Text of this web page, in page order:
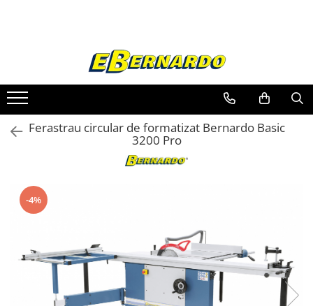
Prelucrare metal
Fierastraie pentru metal
Ferastraie mobile pentru metal
Fierastraie prelucrare metal
Ferastraie circulare pentru metal
Dispozitive de sudare pentru panze
panglica
Ferastraie metal cu banda si taiere
dubla semiautomate
Ferastraie prelucrare metal cu
banda si taiere dubla
Ferastrau circular de formatizat Bernardo Basic
3200 Pro
-4%